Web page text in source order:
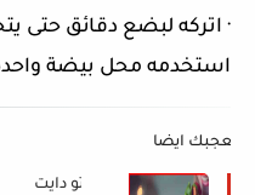
· اتركه لبضع دقائق حتى
استخدمه محل بيضة
يعجبك ايضا
الكيتو دايت